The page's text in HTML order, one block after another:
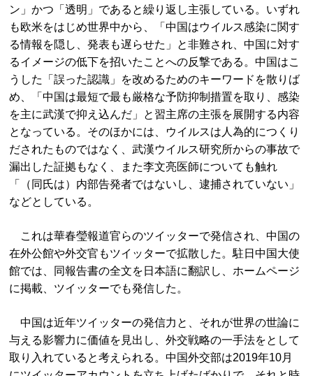
ン」かつ「透明」であると繰り返し主張している。いずれ
も欧米をはじめ世界中から、「中国はウイルス感染に関す
る情報を隠し、発表も遅らせた」と非難され、中国に対す
るイメージの低下を招いたことへの反撃である。中国はこ
うした「誤った認識」を改めるためのキーワードを散りば
め、「中国は最短で最も厳格な予防抑制措置を取り、感染
を主に武漢で抑え込んだ」と習主席の主張を展開する内容
となっている。そのほかには、ウイルスは人為的につくり
だされたものではなく、武漢ウイルス研究所からの事故で
漏出した証拠もなく、また李文亮医師についても触れ
「（同氏は）内部告発者ではないし、逮捕されていない」
などとしている。
これは華春瑩報道官らのツイッターで発信され、中国の
在外公館や外交官もツイッターで拡散した。駐日中国大使
館では、同報告書の全文を日本語に翻訳し、ホームページ
に掲載、ツイッターでも発信した。
中国は近年ツイッターの発信力と、それが世界の世論に
与える影響力に価値を見出し、外交戦略の一手法をとして
取り入れていると考えられる。中国外交部は2019年10月